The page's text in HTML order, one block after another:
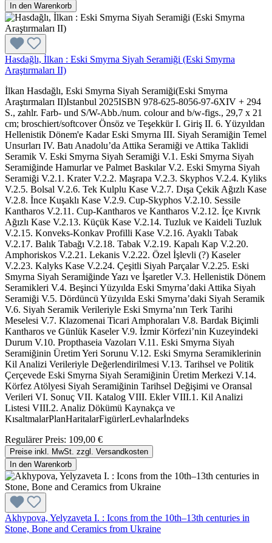
In den Warenkorb
Hasdağlı, İlkan : Eski Smyrna Siyah Seramiği (Eski Smyrna
Araştırmaları II)
İlkan Hasdağlı, Eski Smyrna Siyah Seramiği(Eski Smyrna
Araştırmaları II)Istanbul 2025ISBN 978-625-8056-97-6XIV + 294
S., zahlr. Farb- und S/W-Abb./num. colour and b/w-figs., 29,7 x 21
cm; broschiert/softcover Önsöz ve Teşekkür I. Giriş II. 6. Yüzyıldan
Hellenistik Dönem'e Kadar Eski Smyrna III. Siyah Seramiğin Temel
Unsurları IV. Batı Anadolu’da Attika Seramiği ve Attika Taklidi
Seramik V. Eski Smyrna Siyah Seramiği V.1. Eski Smyrna Siyah
Seramiğinde Hamurlar ve Palmet Baskılar V.2. Eski Smyrna Siyah
Seramiği V.2.1. Krater V.2.2. Maşrapa V.2.3. Skyphos V.2.4. Kyliks
V.2.5. Bolsal V.2.6. Tek Kulplu Kase V.2.7. Dışa Çekik Ağızlı Kase
V.2.8. İnce Kuşaklı Kase V.2.9. Cup-Skyphos V.2.10. Sessile
Kantharos V.2.11. Cup-Kantharos ve Kantharos V.2.12. İçe Kıvrık
Ağızlı Kase V.2.13. Küçük Kase V.2.14. Tuzluk ve Kaideli Tuzluk
V.2.15. Konveks-Konkav Profilli Kase V.2.16. Ayaklı Tabak
V.2.17. Balık Tabağı V.2.18. Tabak V.2.19. Kapalı Kap V.2.20.
Amphoriskos V.2.21. Lekanis V.2.22. Özel İşlevli (?) Kaseler
V.2.23. Kalyks Kase V.2.24. Çeşitli Siyah Parçalar V.2.25. Eski
Smyrna Siyah Seramiğinde Yazı ve İşaretler V.3. Hellenistik Dönem
Seramikleri V.4. Beşinci Yüzyılda Eski Smyrna’daki Attika Siyah
Seramiği V.5. Dördüncü Yüzyılda Eski Smyrna’daki Siyah Seramik
V.6. Siyah Seramik Verileriyle Eski Smyrna’nın Terk Tarihi
Meselesi V.7. Klazomenai Ticari Amphoraları V.8. Bardak Biçimli
Kantharos ve Günlük Kaseler V.9. İzmir Körfezi’nin Kuzeyindeki
Durum V.10. Propthaseia Vazoları V.11. Eski Smyrna Siyah
Seramiğinin Üretim Yeri Sorunu V.12. Eski Smyrna Seramiklerinin
Kil Analizi Verileriyle Değerlendirilmesi V.13. Tarihsel ve Politik
Çerçevede Eski Smyrna Siyah Seramiğinin Üretim Merkezi V.14.
Körfez Atölyesi Siyah Seramiğinin Tarihsel Değişimi ve Oransal
Verileri VI. Sonuç VII. Katalog VIII. Ekler VIII.1. Kil Analizi
Listesi VIII.2. Analiz Dökümü Kaynakça ve
KısaltmalarPlanHaritalarFigürlerLevhalarİndeks
Regulärer Preis: 109,00 €
Preise inkl. MwSt. zzgl. Versandkosten
In den Warenkorb
Akhypova, Yelyzaveta I. : Icons from the 10th–13th centuries in
Stone, Bone and Ceramics from Ukraine